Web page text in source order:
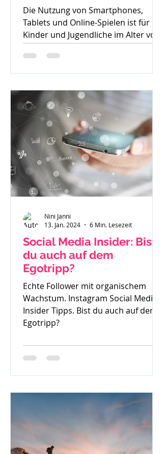
können
Die Nutzung von Smartphones,
Tablets und Online-Spielen ist für
Kinder und Jugendliche im Alter von
8 bis 15 Jahren heute
allgegenwärtig....
Social Media Insider: Bist
du auch auf dem
Egotripp?
Echte Follower mit organischem
Wachstum. Instagram Social Media
Insider Tipps. Bist du auch auf dem
Egotripp?
Nini Janni
13. Jan. 2024
6 Min. Lesezeit